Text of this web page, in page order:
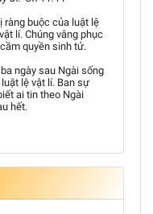
ràng buộc của luật lệ
lí. Chúng vâng phục
quyền sinh tử.
ngày sau Ngài sống
lệ vật lí. Ban sự
ai tin theo Ngài
hết.